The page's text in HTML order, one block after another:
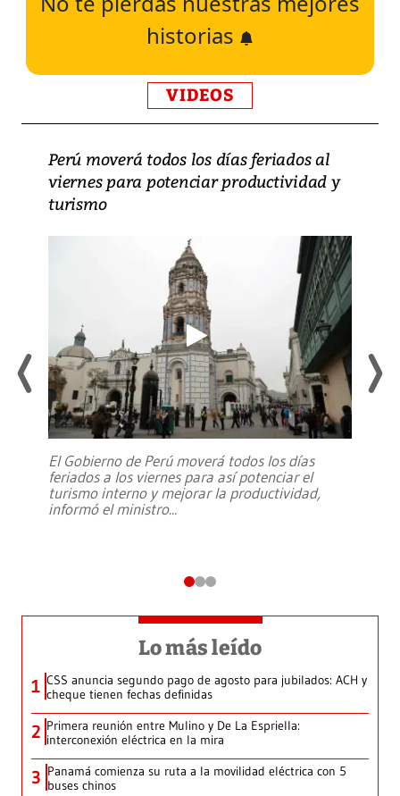
historias
VIDEOS
Perú moverá todos los días feriados al
viernes para potenciar productividad y
turismo
El Gobierno de Perú moverá todos los días
feriados a los viernes para así potenciar el
turismo interno y mejorar la productividad,
informó el ministro...
Lo más leído
1 CSS anuncia segundo pago de agosto para jubilados: ACH y
cheque tienen fechas definidas
2 Primera reunión entre Mulino y De La Espriella:
interconexión eléctrica en la mira
3 Panamá comienza su ruta a la movilidad eléctrica con 5
buses chinos